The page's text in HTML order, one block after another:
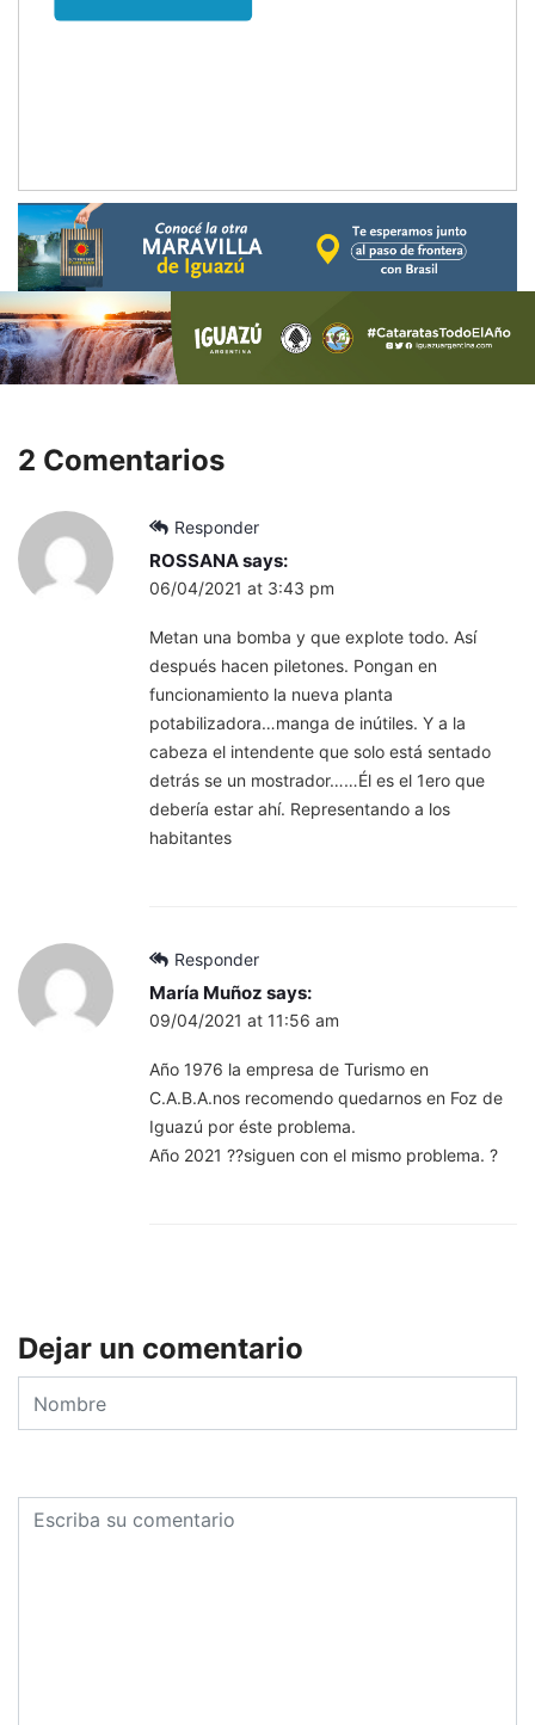
2 Comentarios
Responder
ROSSANAsays:
06/04/2021 at 3:43 pm
Metan una bomba y que explote todo. Así
después hacen piletones. Pongan en
funcionamiento la nueva planta
potabilizadora…manga de inútiles. Y a la
cabeza el intendente que solo está sentado
detrás se un mostrador……Él es el 1ero que
debería estar ahí. Representando a los
habitantes
Responder
María Muñoz says:
09/04/2021 at 11:56 am
Año 1976 la empresa de Turismo en
C.A.B.A.nos recomendo quedarnos en Foz de
Iguazú por éste problema.
Año 2021 ??siguen con el mismo problema. ?
Dejar un comentario